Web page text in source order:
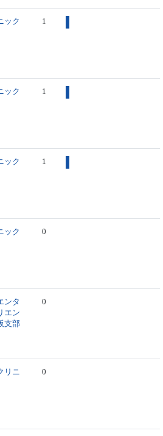
ック 1
ック 1
ック 1
ック 0
ンタ
エン
支部
0
リニ
0